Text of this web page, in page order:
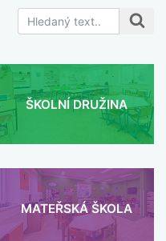
ŠKOLNÍ DRUŽINA
MATEŘSKÁ ŠKOLA